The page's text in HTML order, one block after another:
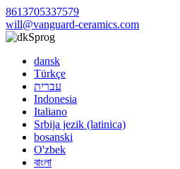
8613705337579
will@vanguard-ceramics.com
Sprog
dansk
Türkçe
עברית
Indonesia
Italiano
Srbija jezik (latinica)
bosanski
O'zbek
বাংলা